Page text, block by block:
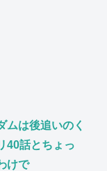
ムは後追いのく
40話とちょっ
けで